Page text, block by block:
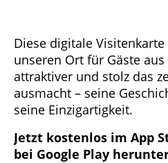
Diese digitale
unseren Ort für Gäste
attraktiver und stolz das
ausmacht – seine
seine Einzigartigkeit.
Jetzt kostenlos im App
bei Google Play